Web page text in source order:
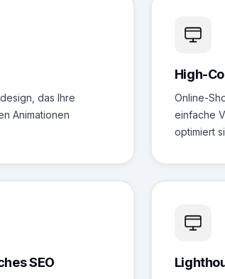
das Ihre
Animationen
High-
Online-
einfache
optimiert
SEO